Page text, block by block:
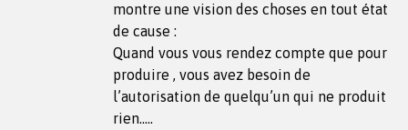
montre une vision des choses en tout état
de cause :
Quand vous vous rendez compte que pour
produire , vous avez besoin de
l’autorisation de quelqu’un qui ne produit
rien…..